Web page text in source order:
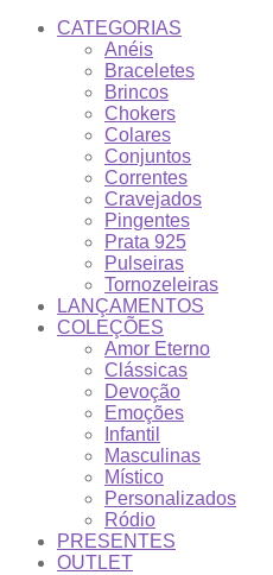
CATEGORIAS
Anéis
Braceletes
Brincos
Chokers
Colares
Conjuntos
Correntes
Cravejados
Pingentes
Prata 925
Pulseiras
Tornozeleiras
LANÇAMENTOS
COLEÇÕES
Amor Eterno
Clássicas
Devoção
Emoções
Infantil
Masculinas
Místico
Personalizados
Ródio
PRESENTES
OUTLET